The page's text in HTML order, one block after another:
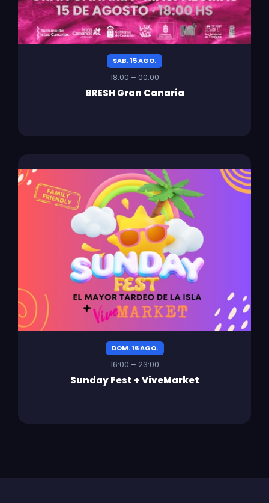
SAB. 15 AGO.
18:00 – 00:00
BRESH Gran Canaria
DOM. 16 AGO.
16:00 – 23:00
Sunday Fest + ViveMarket